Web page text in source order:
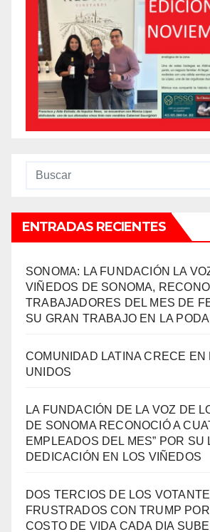
ENTRADAS RECIENTES
SONOMA: LA FUNDACIÓN LA
VIÑEDOS DE SONOMA,
TRABAJADORES DEL MES DE
SU GRAN TRABAJO EN LA
COMUNIDAD LATINA CRECE EN
UNIDOS
LA FUNDACIÓN DE LA VOZ DE
DE SONOMA RECONOCIÓ A
EMPLEADOS DEL MES” POR SU
DEDICACIÓN EN LOS VIÑEDOS
DOS TERCIOS DE LOS
FRUSTRADOS CON TRUMP
COSTO DE VIDA CADA DIA